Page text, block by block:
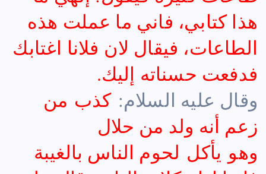
هذا كتابي، فاني ما عملت هذه
الطاعات، فيقال لان فلانا اغتابك
فدفعت حسناته إليك.
وقال عليه السلام:كذب من
زعم أنه ولد من حلال
وهو يأكل لحوم الناس بالغيبة